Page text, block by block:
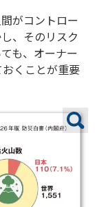
がコントロー
、そのリスク
も、オーナー
くことが重要